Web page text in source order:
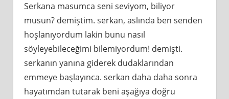
Serkana masumca seni seviyom, biliyor
musun? demiştim. serkan, aslında ben senden
hoşlanıyordum lakin bunu nasıl
söyleyebileceğimi bilemiyordum! demişti.
serkanın yanına giderek dudaklarından
emmeye başlayınca. serkan daha daha sonra
hayatımdan tutarak beni aşağıya doğru